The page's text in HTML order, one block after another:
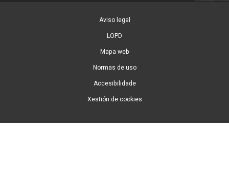
Aviso legal
LOPD
Mapa web
Normas de uso
Accesibilidade
Xestión de cookies